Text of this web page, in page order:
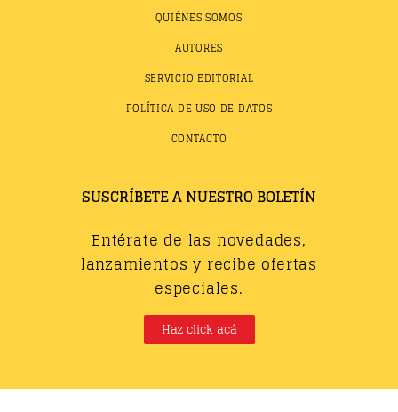
QUIÉNES SOMOS
AUTORES
SERVICIO EDITORIAL
POLÍTICA DE USO DE DATOS
CONTACTO
SUSCRÍBETE A NUESTRO BOLETÍN
Entérate de las novedades,
lanzamientos y recibe ofertas
especiales.
Haz click acá